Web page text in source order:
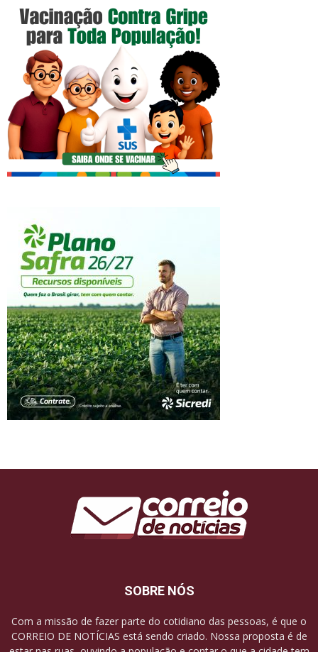
SOBRE NÓS
Com a missão de fazer parte do cotidiano das pessoas, é que o
CORREIO DE NOTÍCIAS está sendo criado. Nossa proposta é de